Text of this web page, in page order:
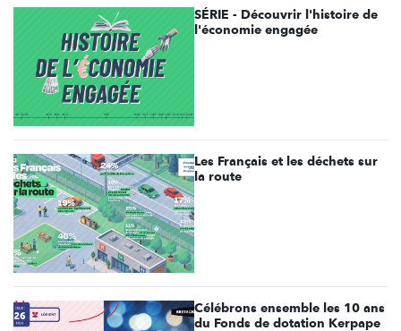
SÉRIE - Découvrir l'histoire de
l'économie engagée
Les Français et les déchets sur
la route
Célébrons ensemble les 10 ans
du Fonds de dotation Kerpape